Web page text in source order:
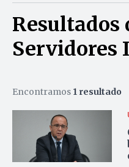
Resultados
Servidores
Encontramos 1 resultado